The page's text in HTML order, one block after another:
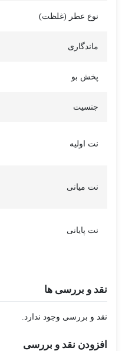
نوع عطر (غلظت)
ماندگاری
پخش بو
جنسیت
نت اولیه
نت میانی
نت پایانی
نقد و بررسی ها
نقد و بررسی وجود ندارد.
افزودن نقد و بررسی